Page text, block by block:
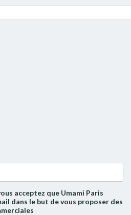
acceptez que Umami Paris
dans le but de vous proposer des